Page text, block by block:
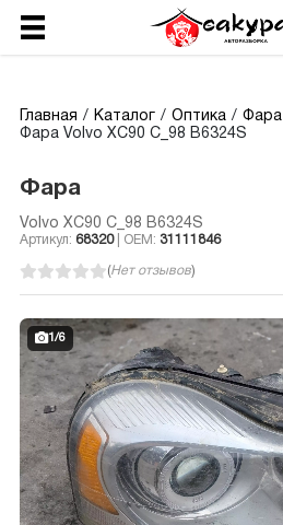
Главная Каталог Оптика Фара
Фара Volvo XC90 C_98 B6324S
Фара
Volvo XC90 C_98 B6324S
Артикул: 68320| OEM: 31111846
(Нет отзывов)
1 /6